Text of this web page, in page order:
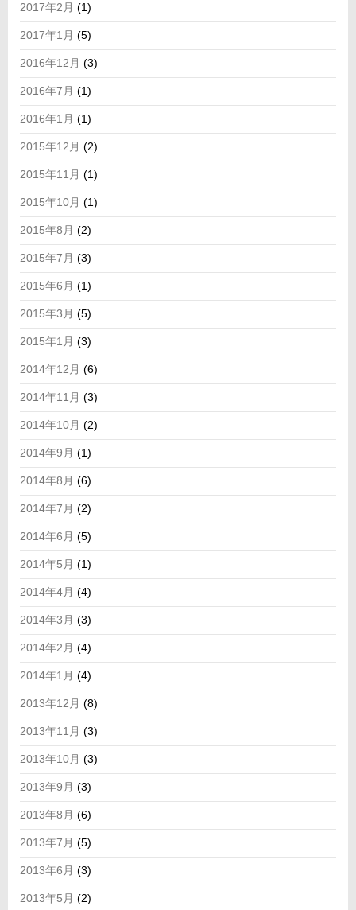
2017年2月 (1)
2017年1月 (5)
2016年12月 (3)
2016年7月 (1)
2016年1月 (1)
2015年12月 (2)
2015年11月 (1)
2015年10月 (1)
2015年8月 (2)
2015年7月 (3)
2015年6月 (1)
2015年3月 (5)
2015年1月 (3)
2014年12月 (6)
2014年11月 (3)
2014年10月 (2)
2014年9月 (1)
2014年8月 (6)
2014年7月 (2)
2014年6月 (5)
2014年5月 (1)
2014年4月 (4)
2014年3月 (3)
2014年2月 (4)
2014年1月 (4)
2013年12月 (8)
2013年11月 (3)
2013年10月 (3)
2013年9月 (3)
2013年8月 (6)
2013年7月 (5)
2013年6月 (3)
2013年5月 (2)